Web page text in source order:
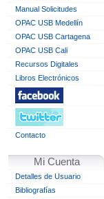
Manual Solicitudes
OPAC USB Medellín
OPAC USB Cartagena
OPAC USB Cali
Recursos Digitales
Libros Electrónicos
Contacto
Mi Cuenta
Detalles de Usuario
Bibliografías